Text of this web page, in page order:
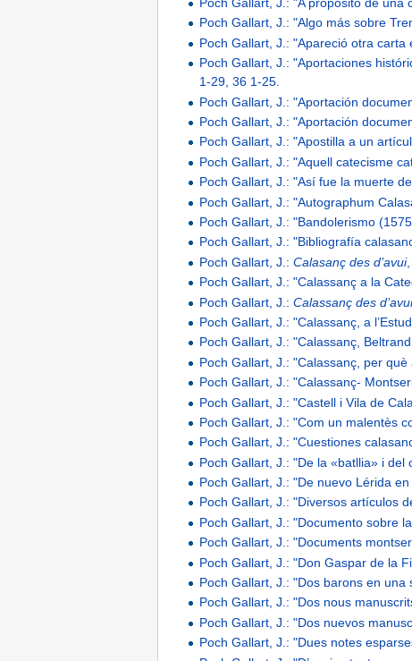
Poch Gallart, J.: "Algo más sobre
Poch Gallart, J.: "Apareció otra
Poch Gallart, J.: "Aportaciones
1-29, 36 1-25.
Poch Gallart, J.: "Aportación
Poch Gallart, J.: "Aportación
Poch Gallart, J.: "Apostilla a un
Poch Gallart, J.: "Aquell catecisme
Poch Gallart, J.: "Así fue la muerte
Poch Gallart, J.: "Autographum
Poch Gallart, J.: "Bandolerismo
Poch Gallart, J.: "Bibliografía
Poch Gallart, J.:Calasanç des d’avui
Poch Gallart, J.: "Calassanç a la
Poch Gallart, J.:Calassanç des
Poch Gallart, J.: "Calassanç, a
Poch Gallart, J.: "Calassanç,
Poch Gallart, J.: "Calassanç, per
Poch Gallart, J.: "Calassanç-
Poch Gallart, J.: "Castell i Vila de
Poch Gallart, J.: "Com un malentès
Poch Gallart, J.: "Cuestiones
Poch Gallart, J.: "De la «batllia» i
Poch Gallart, J.: "De nuevo Lérida
Poch Gallart, J.: "Diversos artículos
Poch Gallart, J.: "Documento sobre
Poch Gallart, J.: "Documents
Poch Gallart, J.: "Don Gaspar de la
Poch Gallart, J.: "Dos barons en
Poch Gallart, J.: "Dos nous
Poch Gallart, J.: "Dos nuevos
Poch Gallart, J.: "Dues notes